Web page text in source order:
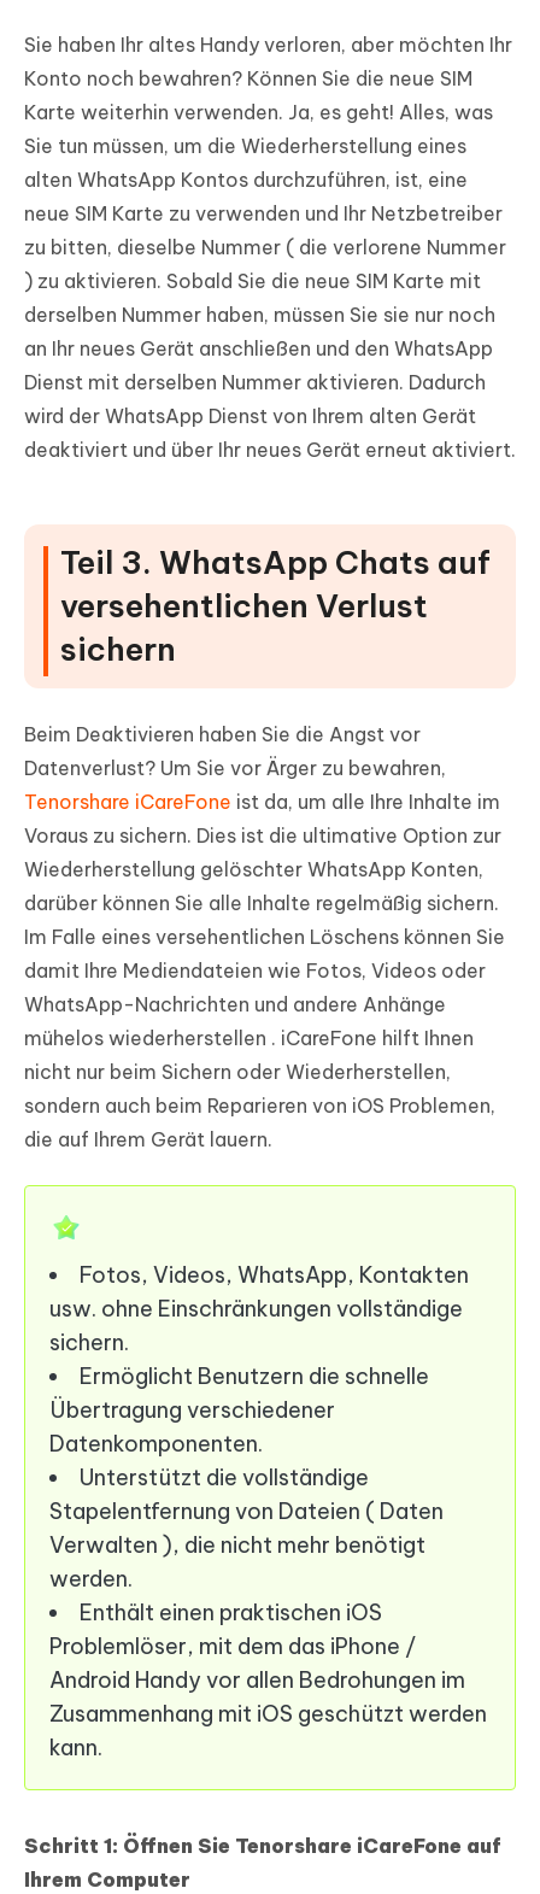
Sie haben Ihr altes Handy verloren, aber möchten Ihr
Konto noch bewahren? Können Sie die neue SIM
Karte weiterhin verwenden. Ja, es geht! Alles, was
Sie tun müssen, um die Wiederherstellung eines
alten WhatsApp Kontos durchzuführen, ist, eine
neue SIM Karte zu verwenden und Ihr Netzbetreiber
zu bitten, dieselbe Nummer ( die verlorene Nummer
) zu aktivieren. Sobald Sie die neue SIM Karte mit
derselben Nummer haben, müssen Sie sie nur noch
an Ihr neues Gerät anschließen und den WhatsApp
Dienst mit derselben Nummer aktivieren. Dadurch
wird der WhatsApp Dienst von Ihrem alten Gerät
deaktiviert und über Ihr neues Gerät erneut aktiviert.
Teil 3. WhatsApp Chats auf
versehentlichen Verlust
sichern
Beim Deaktivieren haben Sie die Angst vor
Datenverlust? Um Sie vor Ärger zu bewahren,
Tenorshare iCareFone ist da, um alle Ihre Inhalte im
Voraus zu sichern. Dies ist die ultimative Option zur
Wiederherstellung gelöschter WhatsApp Konten,
darüber können Sie alle Inhalte regelmäßig sichern.
Im Falle eines versehentlichen Löschens können Sie
damit Ihre Mediendateien wie Fotos, Videos oder
WhatsApp-Nachrichten und andere Anhänge
mühelos wiederherstellen . iCareFone hilft Ihnen
nicht nur beim Sichern oder Wiederherstellen,
sondern auch beim Reparieren von iOS Problemen,
die auf Ihrem Gerät lauern.
Fotos, Videos, WhatsApp, Kontakten
usw. ohne Einschränkungen vollständige
sichern.
Ermöglicht Benutzern die schnelle
Übertragung verschiedener
Datenkomponenten.
Unterstützt die vollständige
Stapelentfernung von Dateien ( Daten
Verwalten ), die nicht mehr benötigt
werden.
Enthält einen praktischen iOS
Problemlöser, mit dem das iPhone /
Android Handy vor allen Bedrohungen im
Zusammenhang mit iOS geschützt werden
kann.
Schritt 1: Öffnen Sie Tenorshare iCareFone auf
Ihrem Computer